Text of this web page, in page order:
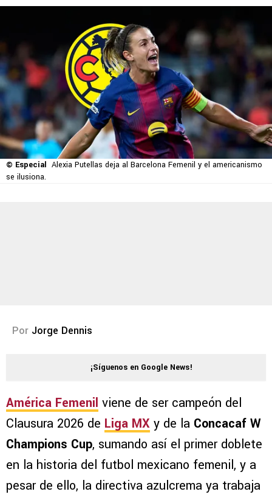
© Especial Alexia Putellas deja al Barcelona Femenil y el americanismo
se ilusiona.
Por Jorge Dennis
¡Síguenos en Google News!
América Femenil viene de ser campeón del
Clausura 2026 de Liga MX y de la Concacaf W
Champions Cup, sumando así el primer doblete
en la historia del futbol mexicano femenil, y a
pesar de ello, la directiva azulcrema ya trabaja